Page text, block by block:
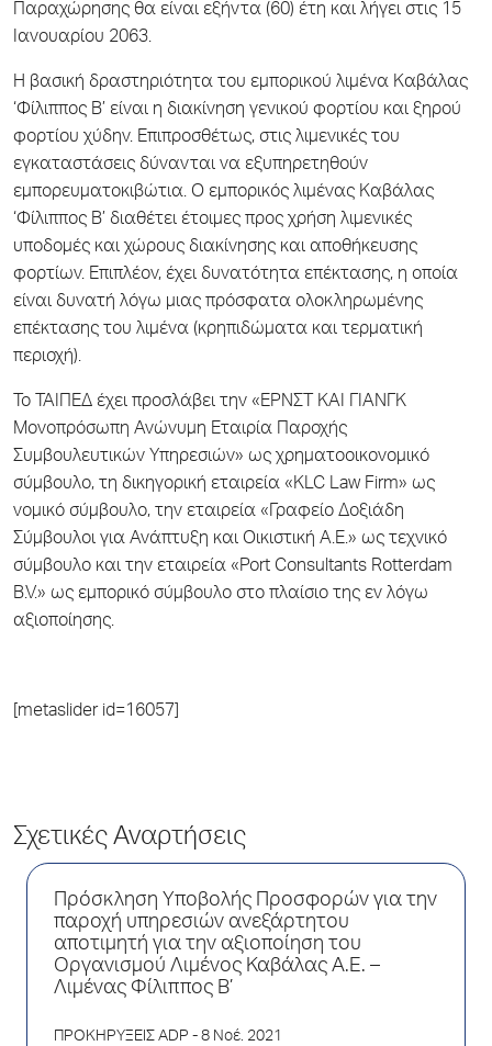
Παραχώρησης θα είναι εξήντα (60) έτη και λήγει στις 15
Ιανουαρίου 2063.
Η βασική δραστηριότητα του εμπορικού λιμένα Καβάλας
‘Φίλιππος Β’ είναι η διακίνηση γενικού φορτίου και ξηρού
φορτίου χύδην. Επιπροσθέτως, στις λιμενικές του
εγκαταστάσεις δύνανται να εξυπηρετηθούν
εμπορευματοκιβώτια. Ο εμπορικός λιμένας Καβάλας
‘Φίλιππος Β’ διαθέτει έτοιμες προς χρήση λιμενικές
υποδομές και χώρους διακίνησης και αποθήκευσης
φορτίων. Επιπλέον, έχει δυνατότητα επέκτασης, η οποία
είναι δυνατή λόγω μιας πρόσφατα ολοκληρωμένης
επέκτασης του λιμένα (κρηπιδώματα και τερματική
περιοχή).
Το ΤΑΙΠΕΔ έχει προσλάβει την «ΕΡΝΣΤ ΚΑΙ ΓΙΑΝΓΚ
Μονοπρόσωπη Ανώνυμη Εταιρία Παροχής
Συμβουλευτικών Υπηρεσιών» ως χρηματοοικονομικό
σύμβουλο, τη δικηγορική εταιρεία «KLC Law Firm» ως
νομικό σύμβουλο, την εταιρεία «Γραφείο Δοξιάδη
Σύμβουλοι για Ανάπτυξη και Οικιστική Α.Ε.» ως τεχνικό
σύμβουλο και την εταιρεία «Port Consultants Rotterdam
B.V.» ως εμπορικό σύμβουλο στο πλαίσιο της εν λόγω
αξιοποίησης.
[metaslider id=16057]
Σχετικές Αναρτήσεις
Πρόσκληση Υποβολής Προσφορών για την
παροχή υπηρεσιών ανεξάρτητου
αποτιμητή για την αξιοποίηση του
Οργανισμού Λιμένος Καβάλας Α.Ε. –
Λιμένας Φίλιππος Β’
ΠΡΟΚΗΡΥΞΕΙΣ ADP - 8 Νοέ. 2021